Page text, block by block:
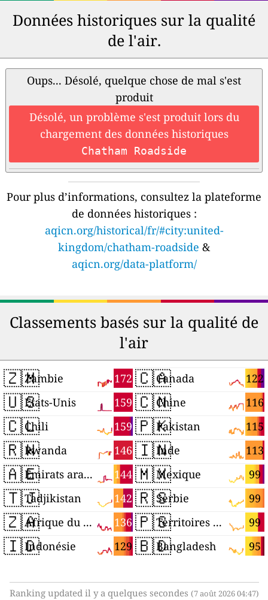
Données historiques sur la qualité
de l'air.
Oups... Désolé, quelque chose de mal s'est
produit
Désolé, un problème s'est produit lors du
chargement des données historiques
Chatham Roadside
Pour plus d’informations, consultez la plateforme
de données historiques :
aqicn.org/historical/fr/#city:united-
kingdom/chatham-roadside &
aqicn.org/data-platform/
Classements basés sur la qualité de
l'air
🇿🇲 172
Zambie
🇺🇸 159
États-Unis
🇨🇱 159
Chili
🇷🇼 146
Rwanda
🇦🇪 144
Émirats arabes unis
🇹🇯 142
Tadjikistan
🇿🇦 136
Afrique du Sud
🇮🇩 129
Indonésie
🇨🇦 122
Canada
🇨🇳 116
Chine
🇵🇰 115
Pakistan
🇮🇳 113
Inde
🇲🇽 99
Mexique
🇷🇸 99
Serbie
🇵🇸 99
Territoires palestiniens
🇧🇩 95
Bangladesh
Ranking updated il y a quelques secondes (7 août 2026 04:47)